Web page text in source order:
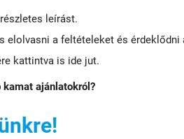
leírást.
a feltételeket és érdeklődni
kattintva is ide jut.
ajánlatokról?